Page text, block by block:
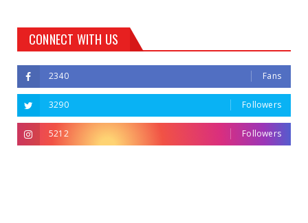
CONNECT WITH US
2340 Fans
3290 Followers
5212 Followers